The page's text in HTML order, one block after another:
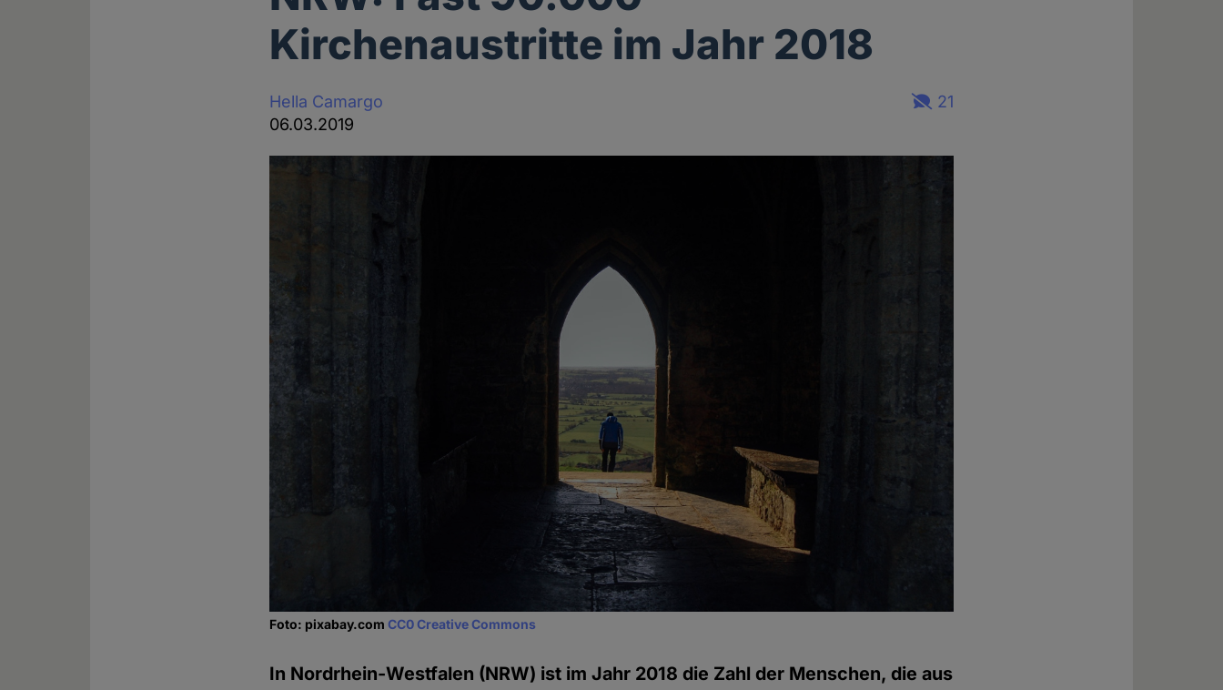
Kirchenaustritte im Jahr 2018
Hella Camargo
06.03.2019
21
Foto: pixabay.comCC0 Creative Commons
In Nordrhein-Westfalen (NRW) ist im Jahr 2018 die Zahl der Menschen, die aus